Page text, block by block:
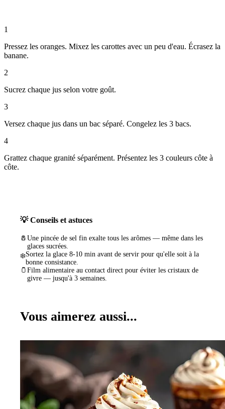
1
Pressez les oranges. Mixez les carottes avec un peu d'eau. Écrasez la
banane.
2
Sucrez chaque jus selon votre goût.
3
Versez chaque jus dans un bac séparé. Congelez les 3 bacs.
4
Grattez chaque granité séparément. Présentez les 3 couleurs côte à
côte.
💡 Conseils et astuces
🧂 Une pincée de sel fin exalte tous les arômes — même dans les
glaces sucrées.
❄️Sortez la glace 8-10 min avant de servir pour qu'elle soit à la
bonne consistance.
🫙 Film alimentaire au contact direct pour éviter les cristaux de
givre — jusqu'à 3 semaines.
Vous aimerez aussi...